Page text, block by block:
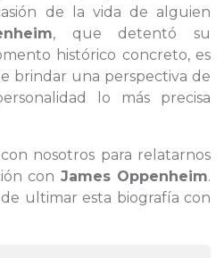
de la vida de alguien
, que detentó su
histórico concreto, es
brindar una perspectiva de
lo más precisa
nosotros para relatarnos
con James Oppenheim.
ultimar esta biografía con